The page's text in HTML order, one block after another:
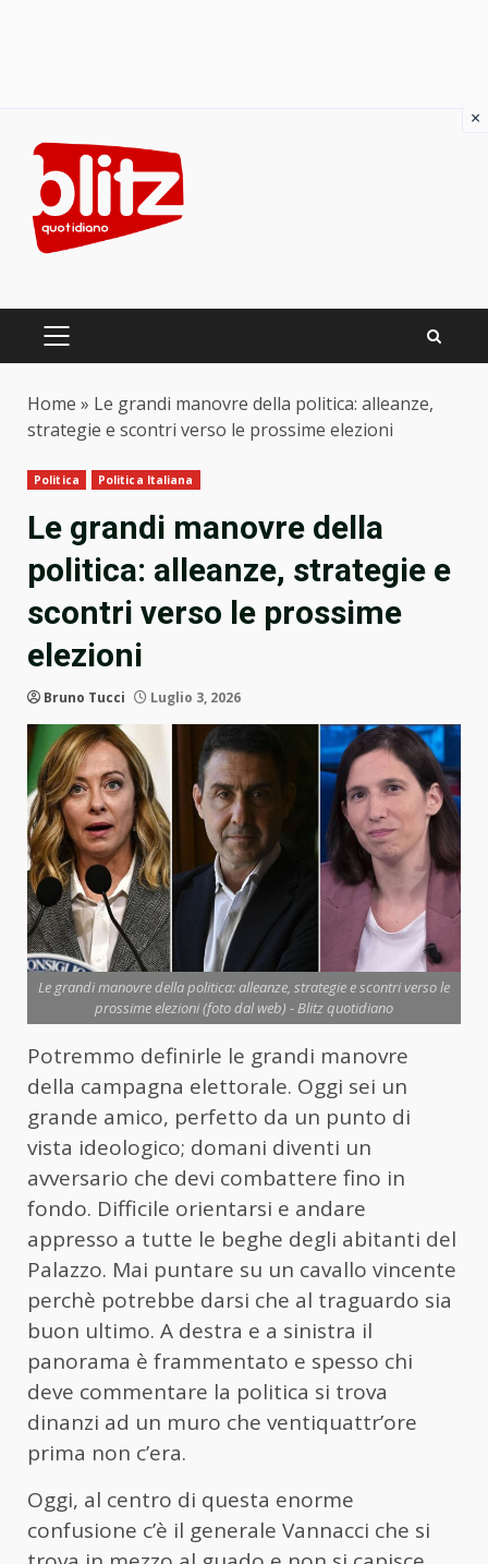
content
PRIMARY
Home » Le grandi manovre della politica: alleanze,
strategie e scontri verso le prossime elezioni
Politica Politica Italiana
Le grandi manovre della
politica: alleanze, strategie e
scontri verso le prossime
elezioni
Bruno Tucci Luglio 3, 2026
Le grandi manovre della politica: alleanze, strategie e scontri verso le
prossime elezioni (foto dal web) - Blitz quotidiano
Potremmo definirle le grandi manovre
della campagna elettorale. Oggi sei un
grande amico, perfetto da un punto di
vista ideologico; domani diventi un
avversario che devi combattere fino in
fondo. Difficile orientarsi e andare
appresso a tutte le beghe degli abitanti del
Palazzo. Mai puntare su un cavallo vincente
perchè potrebbe darsi che al traguardo sia
buon ultimo. A destra e a sinistra il
panorama è frammentato e spesso chi
deve commentare la politica si trova
dinanzi ad un muro che ventiquattr’ore
prima non c’era.
Oggi, al centro di questa enorme
confusione c’è il generale Vannacci che si
×